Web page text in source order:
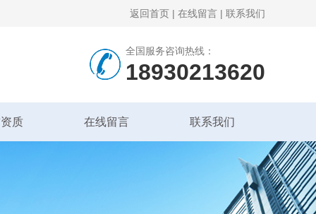
返回首页 | 在线留言 | 联系我们
全国服务咨询热线：
18930213620
质 在线留言 联系我们